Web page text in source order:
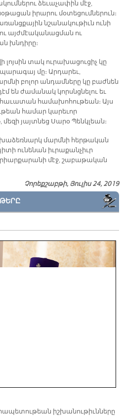
ձեւաչափին մէջ,
իրարու մօտեցումներուն։
նշանակութիւն ունի
այժմէականացման ու
խնդիրը։
լոյսին տակ ուրախացուցիչ կը
մը։ Արդարեւ,
բոլոր անդամները կը բաժնեն
են ժամանակ կորսնցնելու եւ
համախոհութեան։ Այս
համար կարեւոր
յայտնեց Սարօ Պենկլեան։
մարմնի հերթական
ունենան իւրաքանչիւր
մէջ, շաբաթական
Չորեքշաբթի, Յուլիս 24, 2019
իշխանութիւնները